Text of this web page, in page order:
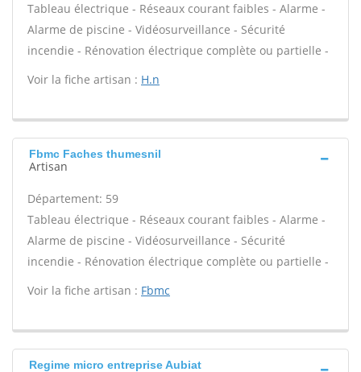
Tableau électrique - Réseaux courant faibles - Alarme -
Alarme de piscine - Vidéosurveillance - Sécurité
incendie - Rénovation électrique complète ou partielle -
Voir la fiche artisan : H.n
Fbmc Faches thumesnil
Artisan
Département: 59
Tableau électrique - Réseaux courant faibles - Alarme -
Alarme de piscine - Vidéosurveillance - Sécurité
incendie - Rénovation électrique complète ou partielle -
Voir la fiche artisan : Fbmc
Regime micro entreprise Aubiat